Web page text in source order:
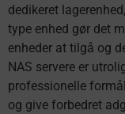
dedikeret
type enhed gør det
enheder at tilgå og
NAS servere er
professionelle
og give forbedret